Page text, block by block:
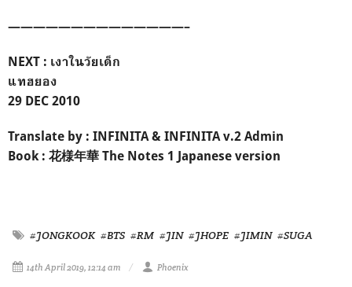
——————————————–
NEXT : เงาในวัยเด็ก
แทฮยอง
29 DEC 2010
Translate by : INFINITA & INFINITA v.2 Admin
Book : 花様年華 The Notes 1 Japanese version
#JONGKOOK #BTS #RM #JIN #JHOPE #JIMIN #SUGA
14th April 2019, 12:14 am Phoenix